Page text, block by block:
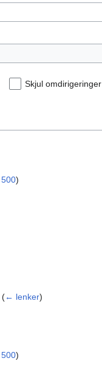
Skjul omdirigeringer
500)
(← lenker)
500)